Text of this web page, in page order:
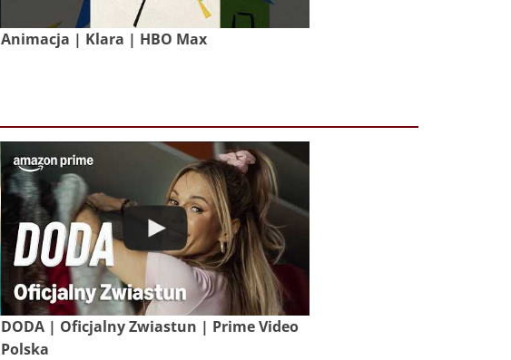
Animacja | Klara | HBO Max
DODA | Oficjalny Zwiastun | Prime Video
Polska